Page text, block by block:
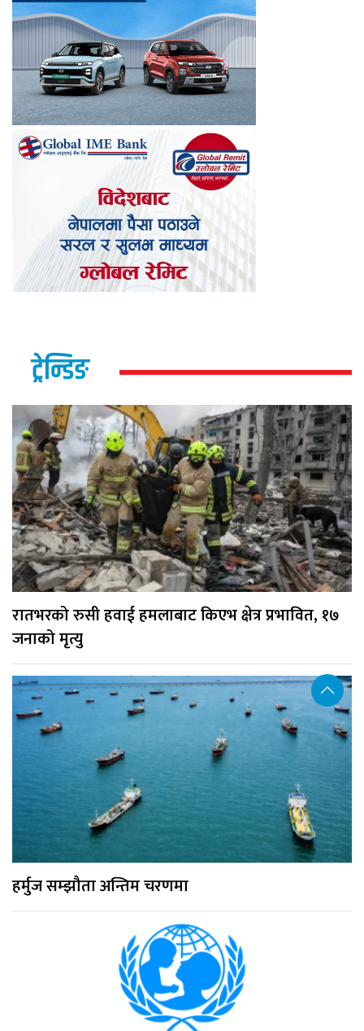
ट्रेन्डिङ
रातभरको रुसी हवाई हमलाबाट किएभ क्षेत्र प्रभावित, १७
जनाको मृत्यु
हर्मुज सम्झौता अन्तिम चरणमा